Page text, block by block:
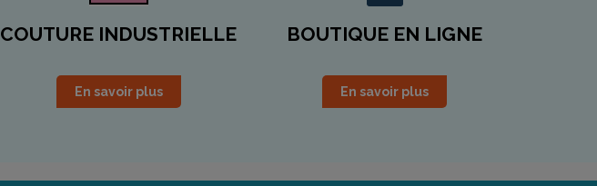
COUTURE INDUSTRIELLE
En savoir plus
BOUTIQUE EN LIGNE
En savoir plus